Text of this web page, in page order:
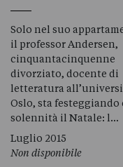
Solo nel suo
il professor Andersen,
cinquantacinquenne
divorziato, docente di
letteratura
Oslo, sta festeggiando
solennità il Natale: l…
Luglio 2015
Non disponibile